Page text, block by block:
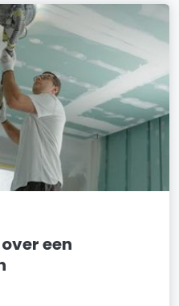
een